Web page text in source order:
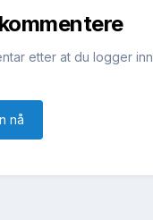
etter at du logger inn
nå